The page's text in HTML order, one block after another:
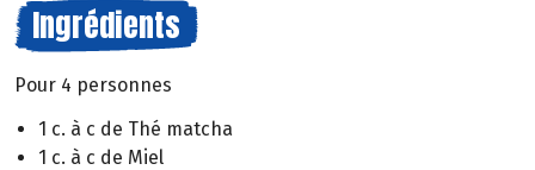
Ingrédients
Pour 4 personnes
1 c. à c de Thé matcha
1 c. à c de Miel